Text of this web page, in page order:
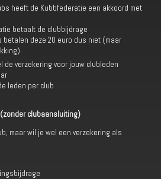
heeft de Kubbfederatie een akkoord met
betaalt de clubbijdrage
deze 20 euro dus niet (maar
de verzekering voor jouw clubleden
leden per club
clubaansluiting)
maar wil je wel een verzekering als